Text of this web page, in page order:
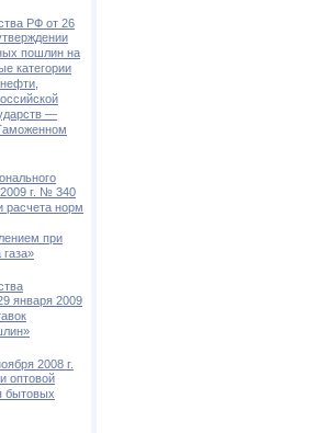
РФ от 26
пошлин на
категории
—
г. № 340
расчета норм
при
января 2009
2008 г.
оптовой
бытовых